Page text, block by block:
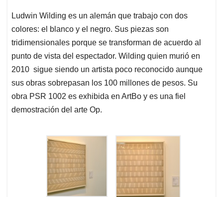
Ludwin Wilding es un alemán que trabajo con dos
colores: el blanco y el negro. Sus piezas son
tridimensionales porque se transforman de acuerdo al
punto de vista del espectador. Wilding quien murió en
2010 sigue siendo un artista poco reconocido aunque
sus obras sobrepasan los 100 millones de pesos. Su
obra PSR 1002 es exhibida en ArtBo y es una fiel
demostración del arte Op.